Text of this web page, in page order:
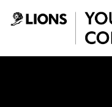
Saltar al contenido principal